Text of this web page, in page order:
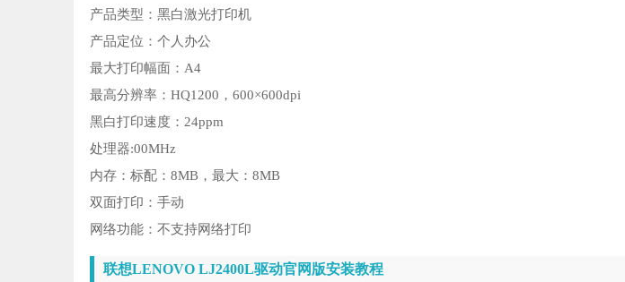
产品类型：黑白激光打印机
产品定位：个人办公
最大打印幅面：A4
最高分辨率：HQ1200，600×600dpi
黑白打印速度：24ppm
处理器:00MHz
内存：标配：8MB，最大：8MB
双面打印：手动
网络功能：不支持网络打印
联想LENOVO LJ2400L驱动官网版安装教程